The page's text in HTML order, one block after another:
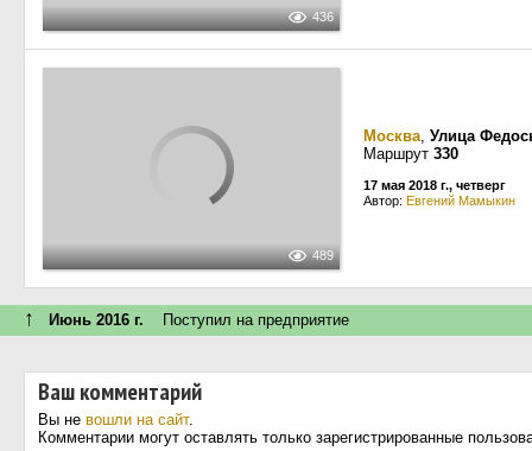
436
489
Москва, Улица
Маршрут 330
17 мая 2018 г., четверг
Автор: Евгений Мамыкин
↑ Июнь 2016 г. Поступил на предприятие
Ваш комментарий
Вы не вошли на сайт.
Комментарии могут оставлять только зарегистрированные